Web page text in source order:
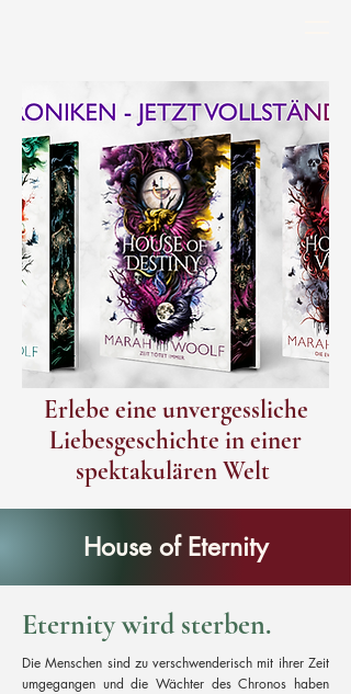
Erlebe eine unvergessliche
Liebesgeschichte in einer
spektakulären Welt
House of Eternity
Eternity wird sterben.
Die Menschen sind zu verschwenderisch mit ihrer Zeit
umgegangen und die Wächter des Chronos haben